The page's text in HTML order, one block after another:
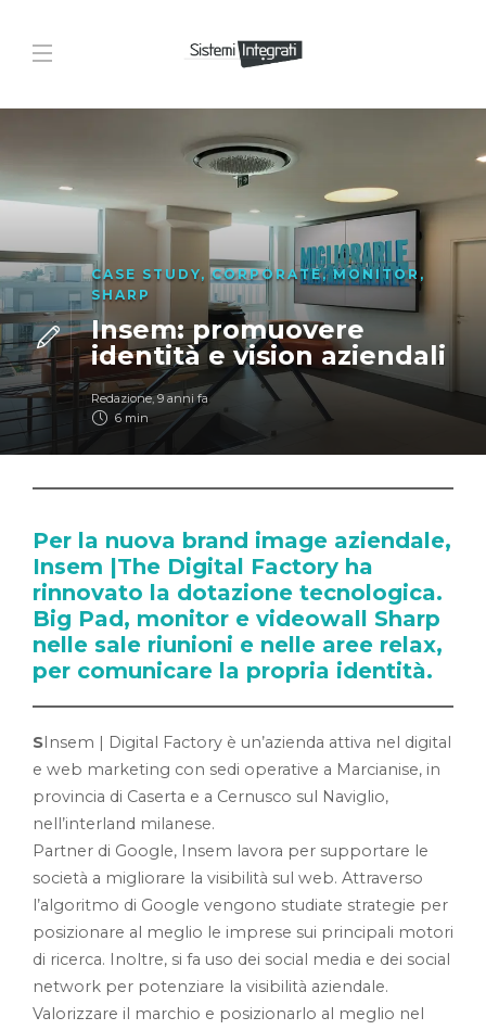
CASE STUDY,CORPORATE,MONITOR ,
SHARP
Insem: promuovere
identità e vision aziendali
Redazione,9 anni fa
6 min
Per la nuova brand image aziendale,
Insem |The Digital Factory ha
rinnovato la dotazione tecnologica.
Big Pad, monitor e videowall Sharp
nelle sale riunioni e nelle aree relax,
per comunicare la propria identità.
SInsem | Digital Factory è un’azienda attiva nel digital
e web marketing con sedi operative a Marcianise, in
provincia di Caserta e a Cernusco sul Naviglio,
nell’interland milanese.
Partner di Google, Insem lavora per supportare le
società a migliorare la visibilità sul web. Attraverso
l’algoritmo di Google vengono studiate strategie per
posizionare al meglio le imprese sui principali motori
di ricerca. Inoltre, si fa uso dei social media e dei social
network per potenziare la visibilità aziendale.
Valorizzare il marchio e posizionarlo al meglio nel